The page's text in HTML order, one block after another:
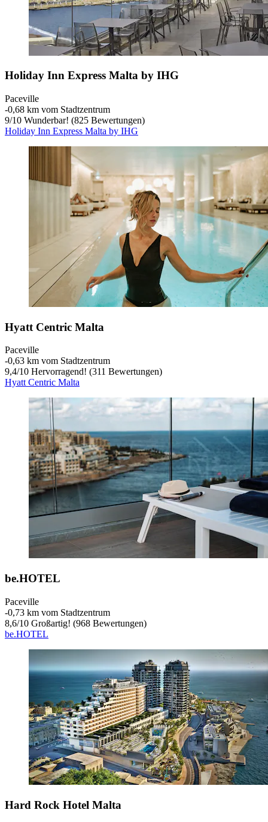
Holiday Inn Express Malta by IHG
Paceville
‐0,68 km vom Stadtzentrum
9/10 Wunderbar! (825 Bewertungen)
Holiday Inn Express Malta by IHG
Hyatt Centric Malta
Paceville
‐0,63 km vom Stadtzentrum
9,4/10 Hervorragend! (311 Bewertungen)
Hyatt Centric Malta
be.HOTEL
Paceville
‐0,73 km vom Stadtzentrum
8,6/10 Großartig! (968 Bewertungen)
be.HOTEL
Hard Rock Hotel Malta